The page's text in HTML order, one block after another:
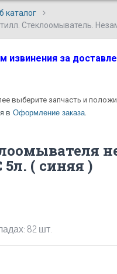
каталог
Стеклоомыватель.
извинения за
выберите запчасть и
в Оформление заказа.
5л. ( синяя )
82 шт.